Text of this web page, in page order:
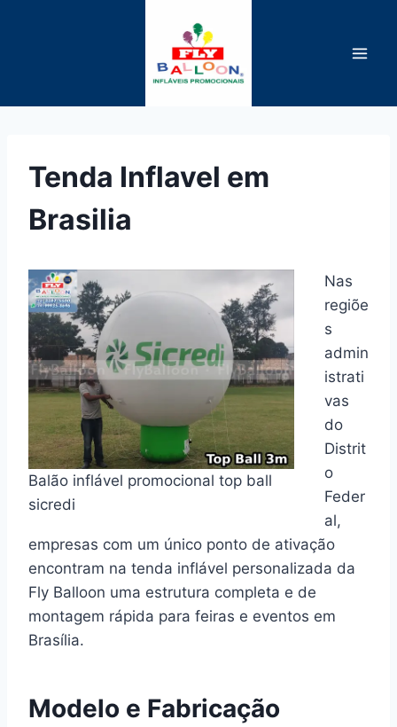
Tenda Inflavel em
Brasilia
Balão inflável promocional top ball
sicredi
Nas
regiõe
s
admin
istrati
vas
do
Distrit
o
Feder
al,
empresas com um único ponto de ativação
encontram na tenda inflável personalizada da
Fly Balloon uma estrutura completa e de
montagem rápida para feiras e eventos em
Brasília.
Modelo e Fabricação